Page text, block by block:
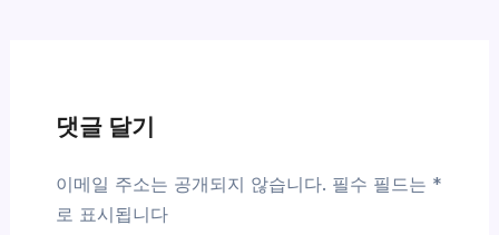
댓글 달기
이메일 주소는 공개되지 않습니다. 필수 필드는 *
로 표시됩니다